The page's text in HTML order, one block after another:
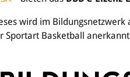
wird im Bildungsnetzwerk
Sportart Basketball